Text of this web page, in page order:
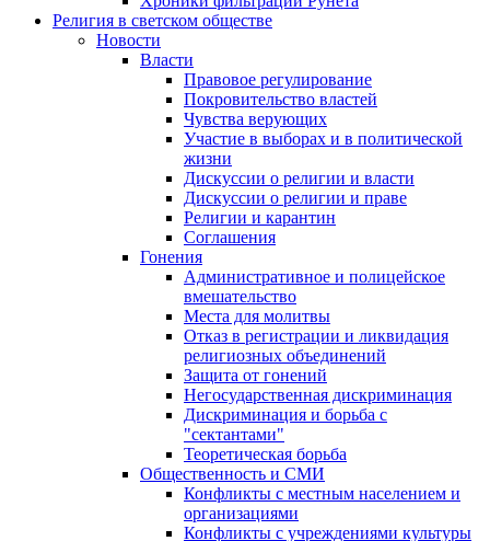
Религия в светском обществе
Новости
Власти
Правовое регулирование
Покровительство властей
Чувства верующих
Участие в выборах и в политической
жизни
Дискуссии о религии и власти
Дискуссии о религии и праве
Религии и карантин
Соглашения
Гонения
Административное и полицейское
вмешательство
Места для молитвы
Отказ в регистрации и ликвидация
религиозных объединений
Защита от гонений
Негосударственная дискриминация
Дискриминация и борьба с
"сектантами"
Теоретическая борьба
Общественность и СМИ
Конфликты с местным населением и
организациями
Конфликты с учреждениями культуры